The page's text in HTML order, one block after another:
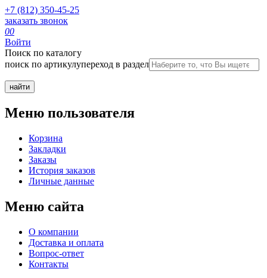
+7 (812) 350-45-25
заказать звонок
00
Войти
Поиск по каталогу
поиск по артикулупереход в раздел
Меню пользователя
Корзина
Закладки
Заказы
История заказов
Личные данные
Меню сайта
О компании
Доставка и оплата
Вопрос-ответ
Контакты